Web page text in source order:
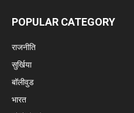
POPULAR CATEGORY
राजनीति
सुर्खिया
बॉलीवुड
भारत